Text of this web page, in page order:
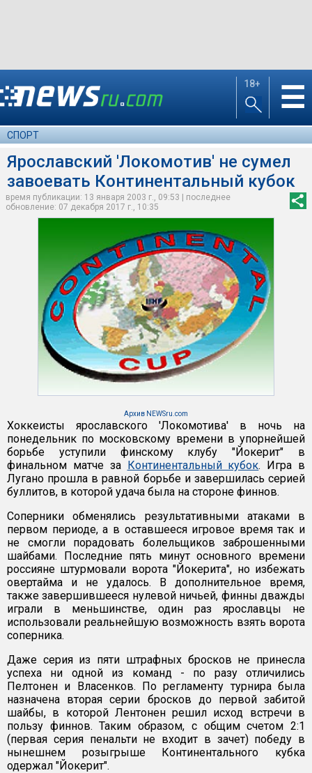
18+ ☰
СПОРТ
Ярославский 'Локомотив' не сумел
завоевать Континентальный кубок
время публикации: 13 января 2003 г., 09:53 | последнее
обновление: 07 декабря 2017 г., 10:35
Архив NEWSru.com
Хоккеисты ярославского 'Локомотива' в ночь на
понедельник по московскому времени в упорнейшей
борьбе уступили финскому клубу "Йокерит" в
финальном матче за Континентальный кубок. Игра в
Лугано прошла в равной борьбе и завершилась серией
буллитов, в которой удача была на стороне финнов.
Соперники обменялись результативными атаками в
первом периоде, а в оставшееся игровое время так и
не смогли порадовать болельщиков заброшенными
шайбами. Последние пять минут основного времени
россияне штурмовали ворота "Йокерита", но избежать
овертайма и не удалось. В дополнительное время,
также завершившееся нулевой ничьей, финны дважды
играли в меньшинстве, один раз ярославцы не
использовали реальнейшую возможность взять ворота
соперника.
Даже серия из пяти штрафных бросков не принесла
успеха ни одной из команд - по разу отличились
Пелтонен и Власенков. По регламенту турнира была
назначена вторая серии бросков до первой забитой
шайбы, в которой Лентонен решил исход встречи в
пользу финнов. Таким образом, с общим счетом 2:1
(первая серия пенальти не входит в зачет) победу в
нынешнем розыгрыше Континентального кубка
одержал "Йокерит".